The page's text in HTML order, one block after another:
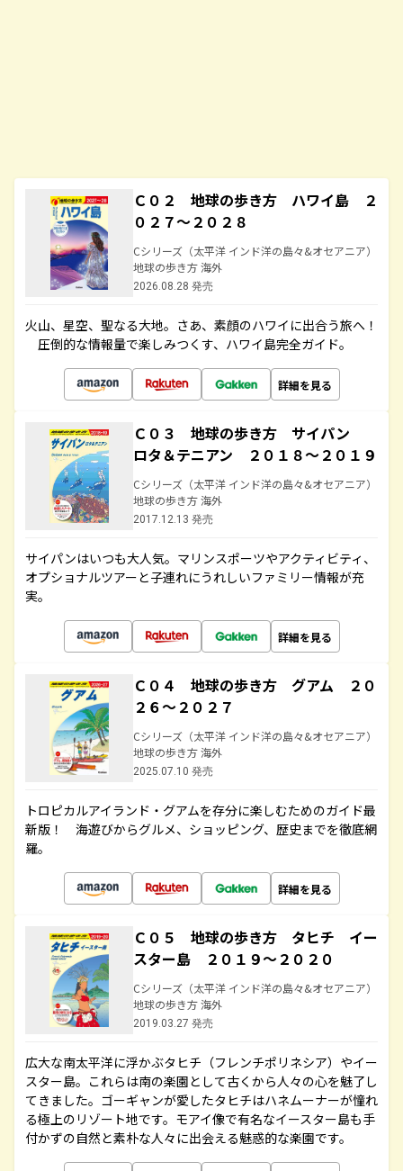
Ｃ０２ 地球の歩き方 ハワイ島 ２
０２７～２０２８
Cシリーズ（太平洋 インド洋の島々&オセアニア）
地球の歩き方 海外
2026.08.28 発売
火山、星空、聖なる大地――。さあ、素顔のハワイに出合う旅へ！
圧倒的な情報量で楽しみつくす、ハワイ島完全ガイド。
詳細を見る
Ｃ０３ 地球の歩き方 サイパン
ロタ＆テニアン ２０１８～２０１９
Cシリーズ（太平洋 インド洋の島々&オセアニア）
地球の歩き方 海外
2017.12.13 発売
サイパンはいつも大人気。マリンスポーツやアクティビティ、
オプショナルツアーと子連れにうれしいファミリー情報が充
実。
詳細を見る
Ｃ０４ 地球の歩き方 グアム ２０
２６～２０２７
Cシリーズ（太平洋 インド洋の島々&オセアニア）
地球の歩き方 海外
2025.07.10 発売
トロピカルアイランド・グアムを存分に楽しむためのガイド最
新版！ 海遊びからグルメ、ショッピング、歴史までを徹底網
羅。
詳細を見る
Ｃ０５ 地球の歩き方 タヒチ イー
スター島 ２０１９～２０２０
Cシリーズ（太平洋 インド洋の島々&オセアニア）
地球の歩き方 海外
2019.03.27 発売
広大な南太平洋に浮かぶタヒチ（フレンチポリネシア）やイー
スター島。これらは南の楽園として古くから人々の心を魅了し
てきました。ゴーギャンが愛したタヒチはハネムーナーが憧れ
る極上のリゾート地です。モアイ像で有名なイースター島も手
付かずの自然と素朴な人々に出会える魅惑的な楽園です。